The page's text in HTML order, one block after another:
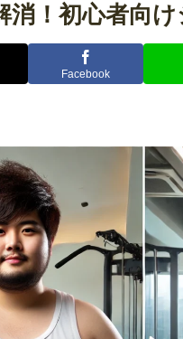
消！初心者向
Facebook